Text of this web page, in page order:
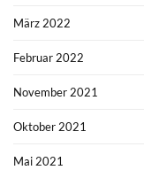
März 2022
Februar 2022
November 2021
Oktober 2021
Mai 2021